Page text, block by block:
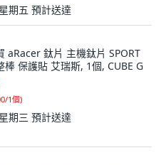
期五 預計送達
aRacer 鈦片 主機鈦片 SPORT
棒 保護貼 艾瑞斯, 1個, CUBE G
1個)
期三 預計送達